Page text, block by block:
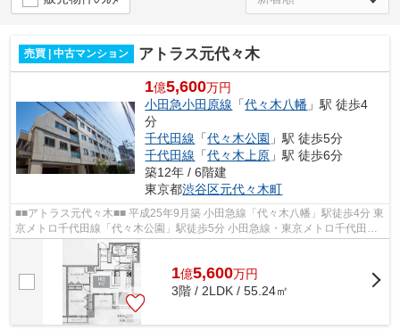
売買 | 中古マンション アトラス元代々木
1億5,600万円
小田急小田原線 「代々木八幡 」駅 徒歩4
分
千代田線 「代々木公園 」駅 徒歩5分
千代田線 「代々木上原 」駅 徒歩6分
築12年 / 6階建
東京都渋谷区元代々木町
■■アトラス元代々木■■ 平成25年9月築 小田急線「代々木八幡」駅徒歩4分 東
京メトロ千代田線「代々木公園」駅徒歩5分 小田急線・東京メトロ千代田線
1億5,600万円
3階 / 2LDK / 55.24㎡